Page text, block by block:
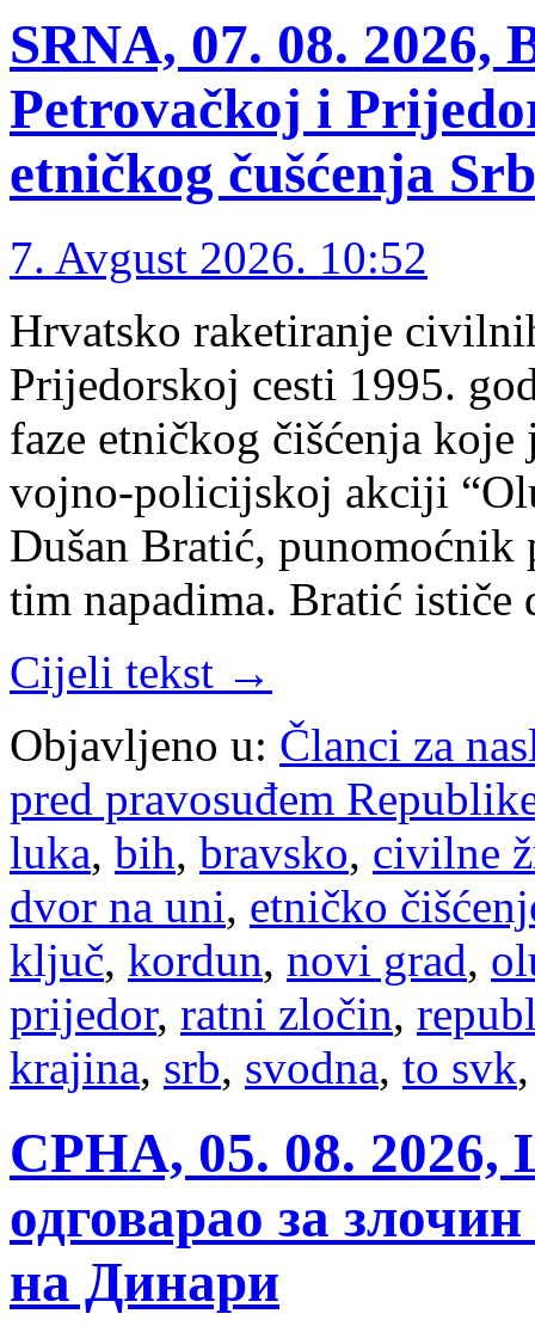
SRNA, 07. 08.
Petrovačkoj i
etničkog čušćenja
7. Avgust 2026. 10:52
Hrvatsko raketiranje
Prijedorskoj cesti 1995.
faze etničkog čišćenja
vojno-policijskoj akciji
Dušan Bratić,
tim napadima. Bratić
Cijeli tekst →
Objavljeno u: Članci za
pred pravosuđem
luka, bih, bravsko, civilne
dvor na uni, etničko
ključ, kordun, novi grad,
prijedor, ratni zločin,
krajina, srb, svodna, to svk
СРНА, 05. 08. 2026,
одговарао за
на Динари